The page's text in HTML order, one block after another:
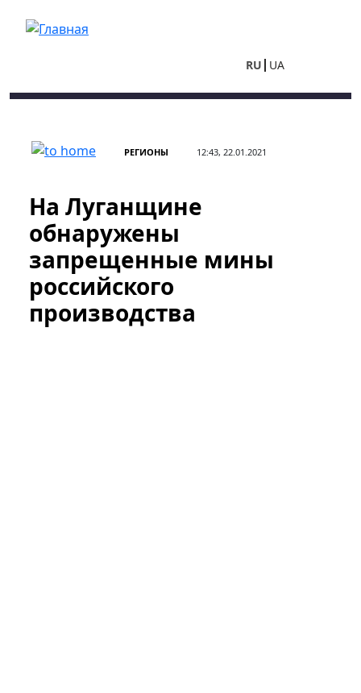
RU UA
РЕГИОНЫ 12:43, 22.01.2021
На Луганщине
обнаружены
запрещенные мины
российского
производства